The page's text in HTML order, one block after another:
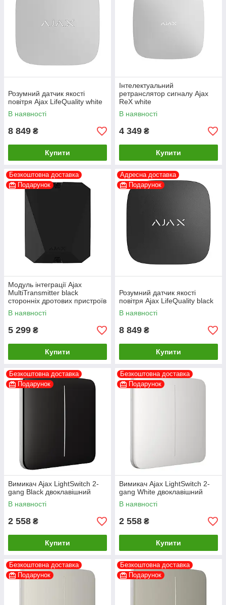
Розумний датчик якості
повітря Ajax LifeQuality white
В наявності
8 849 ₴
Купити
Інтелектуальний
ретранслятор сигналу Ajax
ReX white
В наявності
4 349 ₴
Купити
Безкоштовна доставка
Подарунок
Модуль інтеграції Ajax
MultiTransmitter black
сторонніх дротових пристроїв
в Ajax
В наявності
5 299 ₴
Купити
Адресна доставка
Подарунок
Розумний датчик якості
повітря Ajax LifeQuality black
В наявності
8 849 ₴
Купити
Безкоштовна доставка
Подарунок
Вимикач Ajax LightSwitch 2-
gang Black двоклавішний
В наявності
2 558 ₴
Купити
Безкоштовна доставка
Подарунок
Вимикач Ajax LightSwitch 2-
gang White двоклавішний
В наявності
2 558 ₴
Купити
Безкоштовна доставка
Подарунок
Безкоштовна доставка
Подарунок